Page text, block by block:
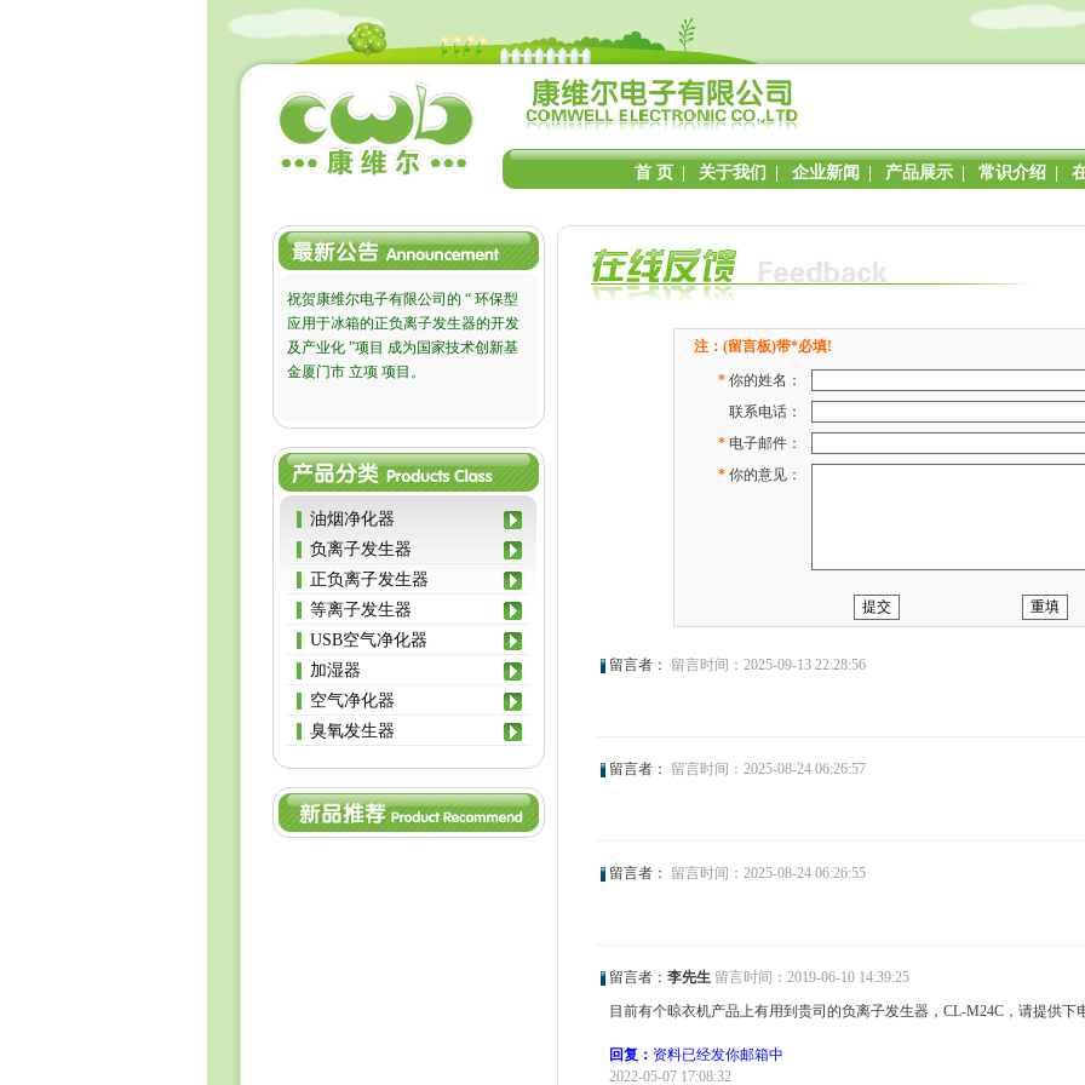
首 页 关于我们 企业新闻 产品展示 常识介绍
祝贺康维尔电子有限公司的 “ 环保型
应用于冰箱的正负离子发生器的开发
及产业化 ”项目 成为国家技术创新基
金厦门市 立项 项目。
油烟净化器
负离子发生器
正负离子发生器
等离子发生器
USB空气净化器
加湿器
空气净化器
臭氧发生器
注：(留言板)带*必填!
* 你的姓名：
联系电话：
* 电子邮件：
* 你的意见：
留言者： 留言时间：2025-09-13 22:28:56
留言者： 留言时间：2025-08-24 06:26:57
留言者： 留言时间：2025-08-24 06:26:55
留言者： 李先生 留言时间：2019-06-10 14:39:25
目前有个晾衣机产品上有用到贵司的负离子发生器，CL-M24C，请提供下
回复： 资料已经发你邮箱中
2022-05-07 17:08:32